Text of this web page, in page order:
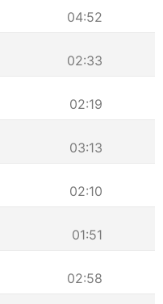
04:52
02:33
02:19
03:13
02:10
01:51
02:58